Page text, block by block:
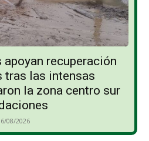
recuperación
tras las intensas
la zona centro sur
08/2026